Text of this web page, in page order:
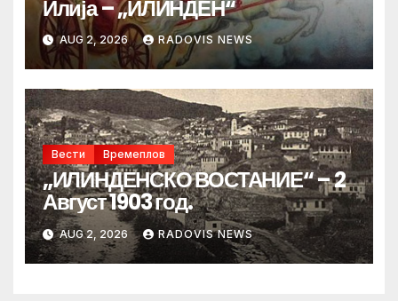
Илија – „ИЛИНДЕН“
AUG 2, 2026 RADOVIS NEWS
Вести Времеплов
„ИЛИНДЕНСКО ВОСТАНИЕ“ – 2
Август 1903 год.
AUG 2, 2026 RADOVIS NEWS